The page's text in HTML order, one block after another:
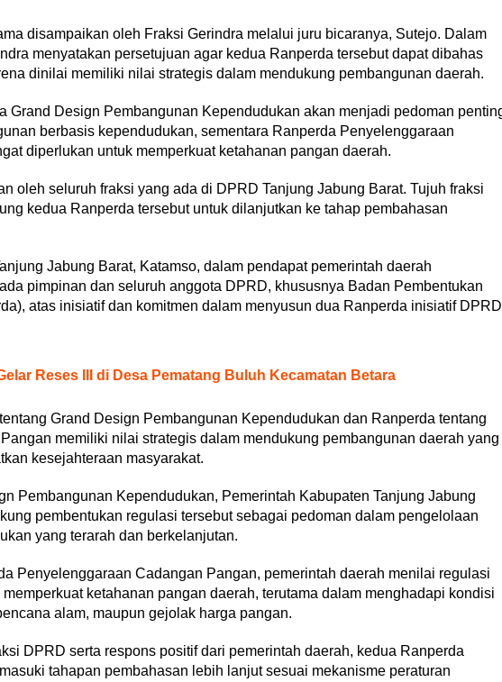
disampaikan oleh Fraksi Gerindra melalui juru bicaranya, Sutejo. Dalam
menyatakan persetujuan agar kedua Ranperda tersebut dapat dibahas
dinilai memiliki nilai strategis dalam mendukung pembangunan daerah.
Grand Design Pembangunan Kependudukan akan menjadi pedoman
berbasis kependudukan, sementara Ranperda Penyelenggaraan
diperlukan untuk memperkuat ketahanan pangan daerah.
oleh seluruh fraksi yang ada di DPRD Tanjung Jabung Barat. Tujuh fraksi
kedua Ranperda tersebut untuk dilanjutkan ke tahap pembahasan
Jabung Barat, Katamso, dalam pendapat pemerintah daerah
pimpinan dan seluruh anggota DPRD, khususnya Badan Pembentukan
atas inisiatif dan komitmen dalam menyusun dua Ranperda inisiatif DPRD
Reses III di Desa Pematang Buluh Kecamatan Betara
Grand Design Pembangunan Kependudukan dan Ranperda tentang
memiliki nilai strategis dalam mendukung pembangunan daerah yang
kesejahteraan masyarakat.
Pembangunan Kependudukan, Pemerintah Kabupaten Tanjung Jabung
pembentukan regulasi tersebut sebagai pedoman dalam pengelolaan
yang terarah dan berkelanjutan.
Penyelenggaraan Cadangan Pangan, pemerintah daerah menilai regulasi
ketahanan pangan daerah, terutama dalam menghadapi kondisi
alam, maupun gejolak harga pangan.
DPRD serta respons positif dari pemerintah daerah, kedua Ranperda
tahapan pembahasan lebih lanjut sesuai mekanisme peraturan